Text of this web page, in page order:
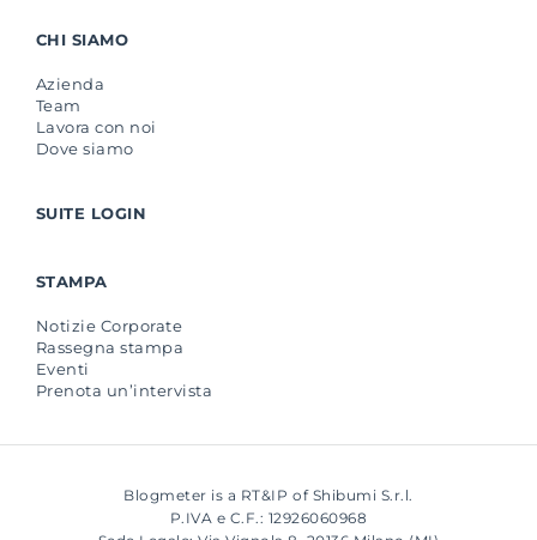
CHI SIAMO
Azienda
Team
Lavora con noi
Dove siamo
SUITE LOGIN
STAMPA
Notizie Corporate
Rassegna stampa
Eventi
Prenota un’intervista
Blogmeter is a RT&IP of Shibumi S.r.l.
P.IVA e C.F.: 12926060968